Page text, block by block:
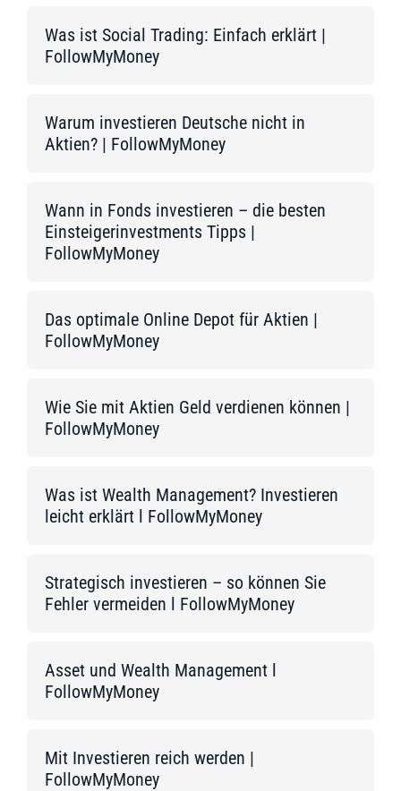
Was ist Social Trading: Einfach erklärt |
FollowMyMoney
Warum investieren Deutsche nicht in
Aktien? | FollowMyMoney
Wann in Fonds investieren – die besten
Einsteigerinvestments Tipps |
FollowMyMoney
Das optimale Online Depot für Aktien |
FollowMyMoney
Wie Sie mit Aktien Geld verdienen können |
FollowMyMoney
Was ist Wealth Management? Investieren
leicht erklärt l FollowMyMoney
Strategisch investieren – so können Sie
Fehler vermeiden l FollowMyMoney
Asset und Wealth Management l
FollowMyMoney
Mit Investieren reich werden |
FollowMyMoney